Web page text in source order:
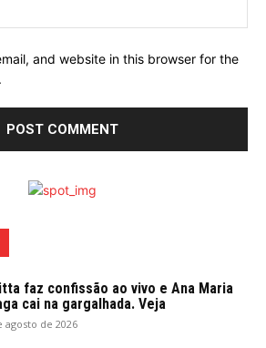
and website in this browser for the
faz confissão ao vivo e Ana Maria
cai na gargalhada. Veja
agosto de 2026